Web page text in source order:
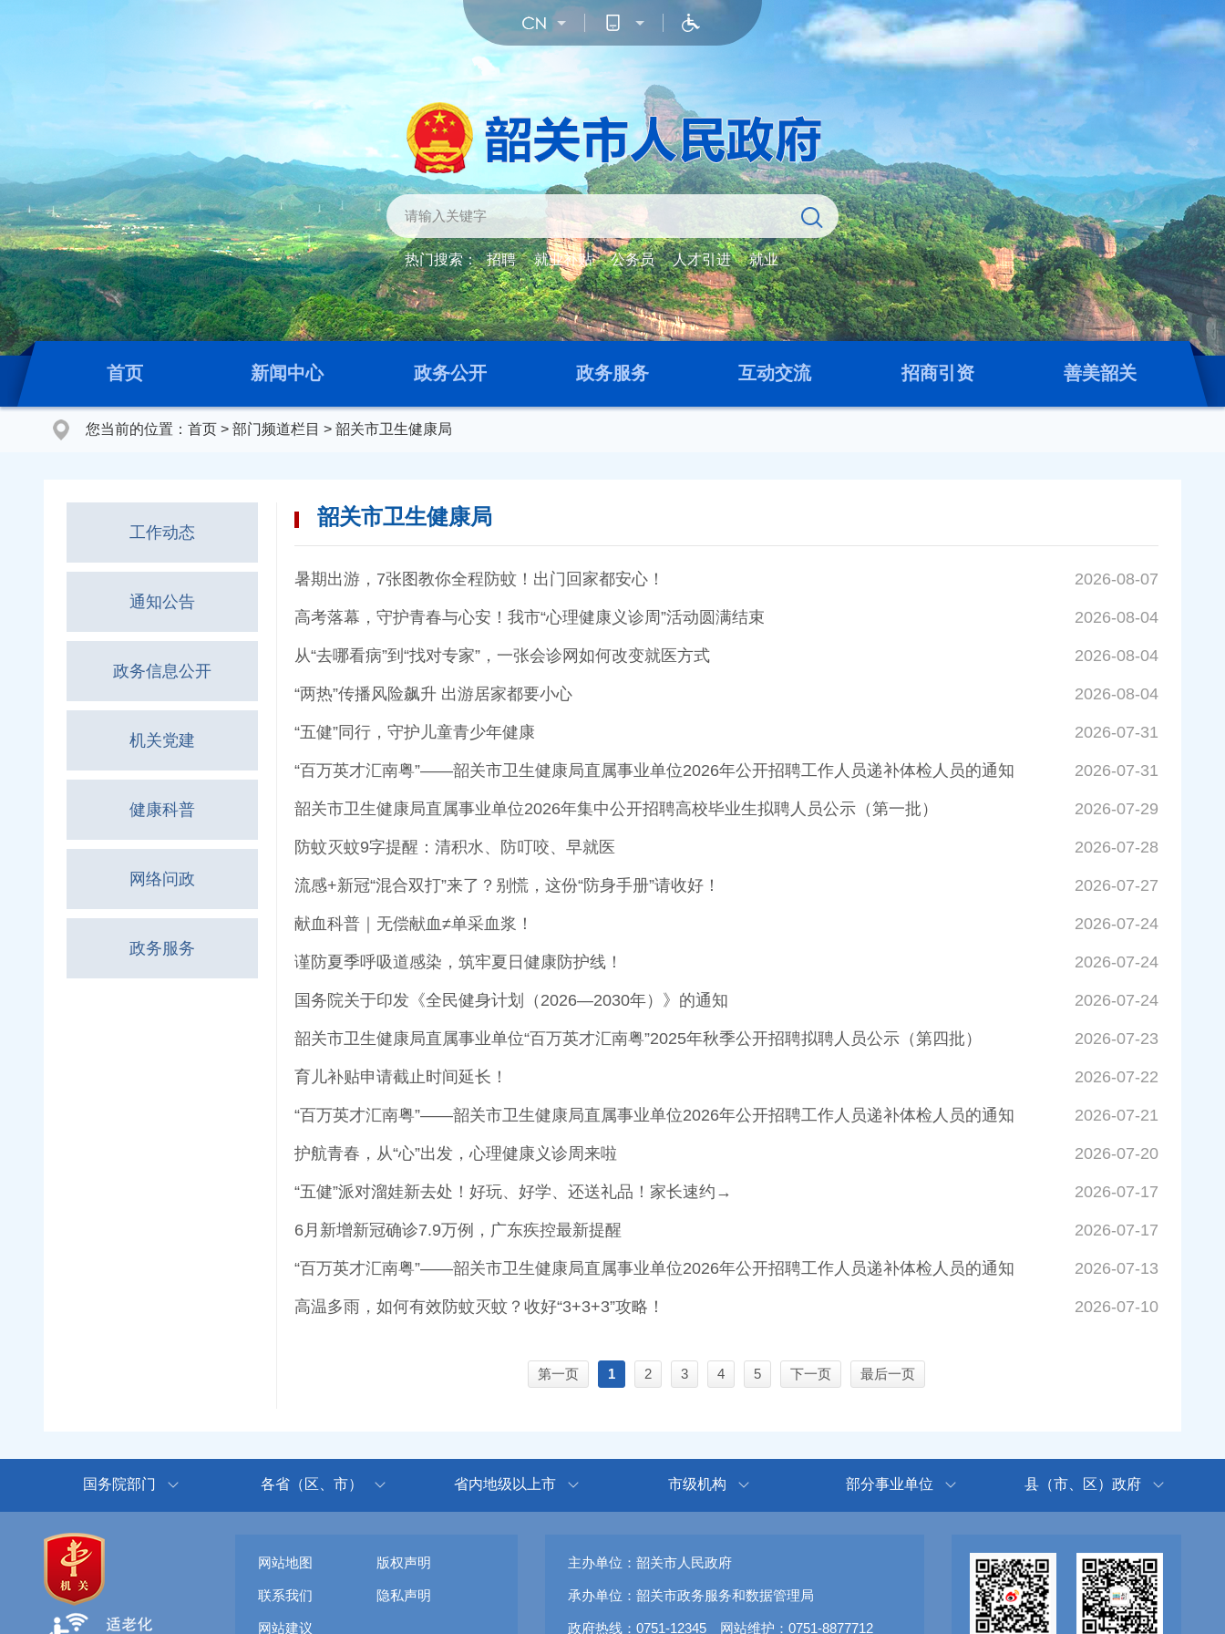
热门搜索： 招聘 就业补贴 公务员 人才引进 就业
首页 新闻中心 政务公开 政务服务 互动交流 招商引资 善美韶关
您当前的位置： 首页 > 部门频道栏目 > 韶关市卫生健康局
工作动态
通知公告
政务信息公开
机关党建
健康科普
网络问政
政务服务
韶关市卫生健康局
暑期出游，7张图教你全程防蚊！出门回家都安心！ 2026-08-07
高考落幕，守护青春与心安！我市“心理健康义诊周”活动圆满结束 2026-08-04
从“去哪看病”到“找对专家”，一张会诊网如何改变就医方式 2026-08-04
“两热”传播风险飙升 出游居家都要小心 2026-08-04
“五健”同行，守护儿童青少年健康 2026-07-31
“百万英才汇南粤”——韶关市卫生健康局直属事业单位2026年公开招聘工作人员递补体检人员的通知 2026-07-31
韶关市卫生健康局直属事业单位2026年集中公开招聘高校毕业生拟聘人员公示（第一批） 2026-07-29
防蚊灭蚊9字提醒：清积水、防叮咬、早就医 2026-07-28
流感+新冠“混合双打”来了？别慌，这份“防身手册”请收好！ 2026-07-27
献血科普｜无偿献血≠单采血浆！ 2026-07-24
谨防夏季呼吸道感染，筑牢夏日健康防护线！ 2026-07-24
国务院关于印发《全民健身计划（2026—2030年）》的通知 2026-07-24
韶关市卫生健康局直属事业单位“百万英才汇南粤”2025年秋季公开招聘拟聘人员公示（第四批） 2026-07-23
育儿补贴申请截止时间延长！ 2026-07-22
“百万英才汇南粤”——韶关市卫生健康局直属事业单位2026年公开招聘工作人员递补体检人员的通知 2026-07-21
护航青春，从“心”出发，心理健康义诊周来啦 2026-07-20
“五健”派对溜娃新去处！好玩、好学、还送礼品！家长速约→ 2026-07-17
6月新增新冠确诊7.9万例，广东疾控最新提醒 2026-07-17
“百万英才汇南粤”——韶关市卫生健康局直属事业单位2026年公开招聘工作人员递补体检人员的通知 2026-07-13
高温多雨，如何有效防蚊灭蚊？收好“3+3+3”攻略！ 2026-07-10
第一页 1 2 3 4 5 下一页 最后一页
国务院部门 各省（区、市） 省内地级以上市 市级机构 部分事业单位 县（市、区）政府
网站地图 版权声明
联系我们 隐私声明
网站建议
主办单位：韶关市人民政府
承办单位：韶关市政务服务和数据管理局
政府热线：0751-12345 网站维护：0751-8877712